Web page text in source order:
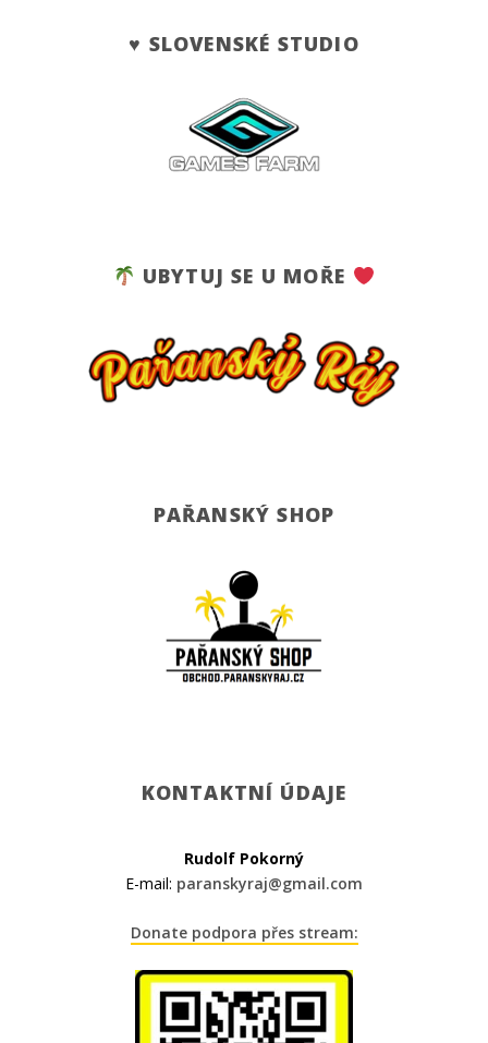
♥ SLOVENSKÉ STUDIO
UBYTUJ SE U MOŘE
PAŘANSKÝ SHOP
KONTAKTNÍ ÚDAJE
Rudolf Pokorný
E-mail: paranskyraj@gmail.com
Donate podpora přes stream: